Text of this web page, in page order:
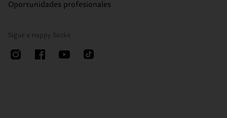
Oportunidades profesionales
Sigue a Happy Socks